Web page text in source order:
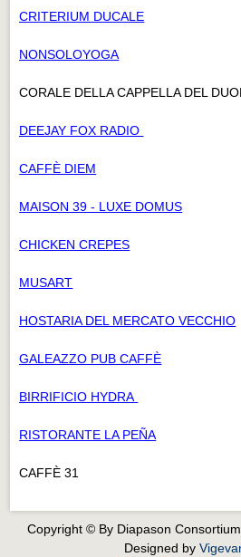
CRITERIUM DUCALE
NONSOLOYOGA
CORALE DELLA CAPPELLA DEL
DEEJAY FOX RADIO
CAFFÈ DIEM
MAISON 39 - LUXE DOMUS
CHICKEN CREPES
MUSART
HOSTARIA DEL MERCATO VECCHIO
GALEAZZO PUB CAFFÈ
BIRRIFICIO HYDRA
RISTORANTE LA PEÑA
CAFFÈ 31
Copyright © By Diapason
Designed by